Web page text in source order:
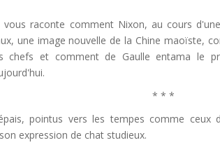
vous raconte comment Nixon, au cours
une image nouvelle de la Chine maoïste,
chefs et comment de Gaulle entama le
* * *
pointus vers les tempes comme ceux
expression de chat studieux.